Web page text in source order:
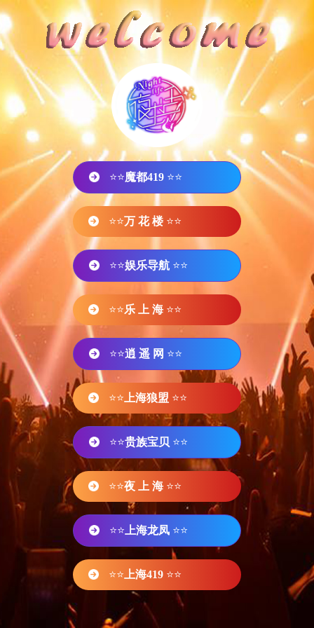
⭐⭐魔都419 ⭐⭐
⭐⭐万 花 楼 ⭐⭐
⭐⭐娱乐导航 ⭐⭐
⭐⭐乐 上 海 ⭐⭐
⭐⭐逍 遥 网 ⭐⭐
⭐⭐ 上海狼盟 ⭐⭐
⭐⭐贵族宝贝 ⭐⭐
⭐⭐夜 上 海 ⭐⭐
⭐⭐ 上海龙凤 ⭐⭐
⭐⭐ 上海419 ⭐⭐